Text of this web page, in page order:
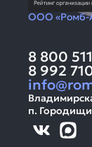
ООО «Ромб-
8 800
8 992
п.